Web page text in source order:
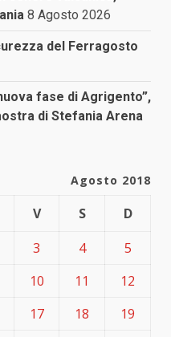
8 Agosto 2026
del Ferragosto
fase di Agrigento”,
di Stefania Arena
Agosto 2018
V S
D
3 4
5
10 11
12
17 18
19